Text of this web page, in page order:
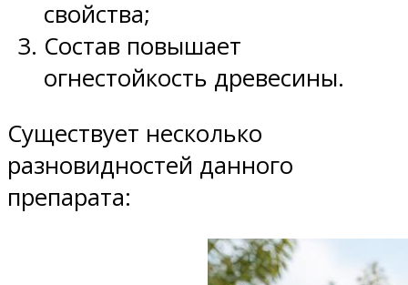
свойства;
Состав повышает
огнестойкость древесины.
Существует несколько
разновидностей данного
препарата: